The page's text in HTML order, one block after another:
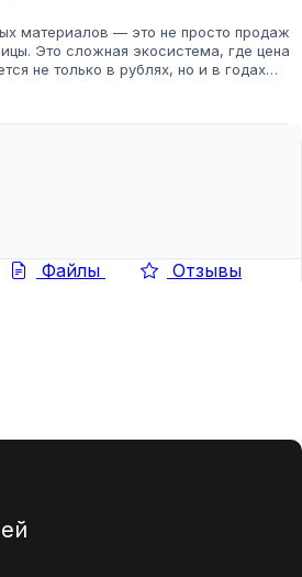
материалов — это не просто продажа
Это сложная экосистема, где цена
не только в рублях, но и в годах
Файлы Отзывы